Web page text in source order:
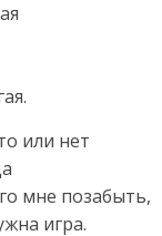
или нет
мне позабыть,
игра.